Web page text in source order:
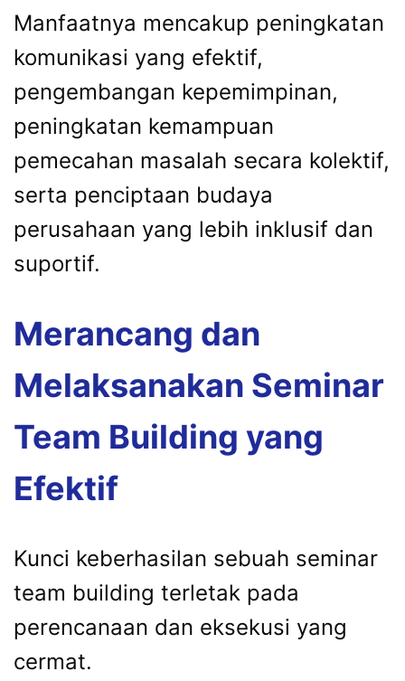
Manfaatnya mencakup peningkatan
komunikasi yang efektif,
pengembangan kepemimpinan,
peningkatan kemampuan
pemecahan masalah secara kolektif,
serta penciptaan budaya
perusahaan yang lebih inklusif dan
suportif.
Merancang dan
Melaksanakan Seminar
Team Building yang
Efektif
Kunci keberhasilan sebuah seminar
team building terletak pada
perencanaan dan eksekusi yang
cermat.